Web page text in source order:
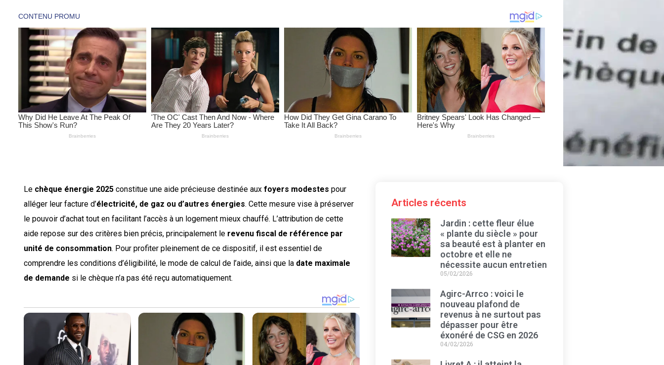
Le chèque énergie 2025 constitue une aide précieuse destinée aux foyers modestes pour
alléger leur facture d’électricité, de gaz ou d’autres énergies. Cette mesure vise à préserver
le pouvoir d’achat tout en facilitant l’accès à un logement mieux chauffé. L’attribution de cette
aide repose sur des critères bien précis, principalement le revenu fiscal de référence par
unité de consommation. Pour profiter pleinement de ce dispositif, il est essentiel de
comprendre les conditions d’éligibilité, le mode de calcul de l’aide, ainsi que la date maximale
de demande si le chèque n’a pas été reçu automatiquement.
Articles récents
Jardin : cette fleur élue
« plante du siècle » pour
sa beauté est à planter en
octobre et elle ne
nécessite aucun entretien
05/02/2026
Agirc-Arrco : voici le
nouveau plafond de
revenus à ne surtout pas
dépasser pour être
éxonéré de CSG en 2026
04/02/2026